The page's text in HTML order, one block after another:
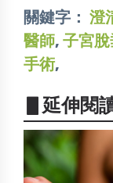
關鍵字： 澄
醫師, 子宮
手術,
▋延伸閱